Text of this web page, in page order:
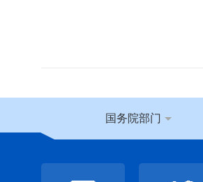
国务院部门